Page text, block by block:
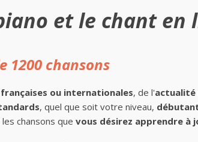
et le chant en
1200 chansons
françaises ou internationales, de l'actualité
, quel que soit votre niveau,
chansons que vous désirez apprendre à